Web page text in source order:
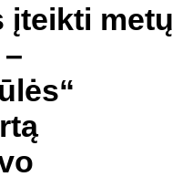
įteikti